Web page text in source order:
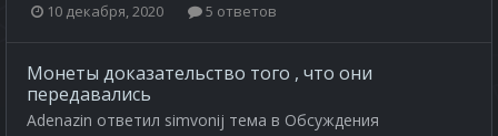
10 декабря, 2020
5 ответов
Монеты доказательство того , что они
передавались
Adenazin ответил simvonij тема в Обсуждения